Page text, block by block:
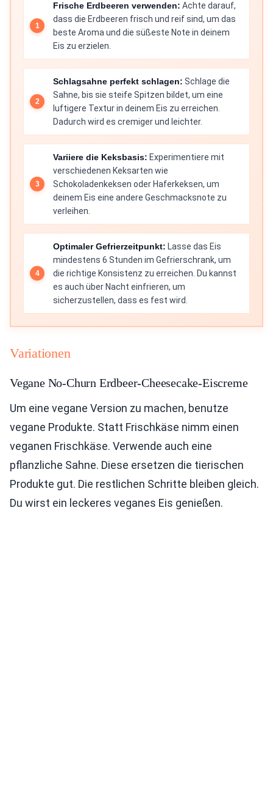
Frische Erdbeeren verwenden: Achte darauf,
dass die Erdbeeren frisch und reif sind, um das
beste Aroma und die süßeste Note in deinem
Eis zu erzielen.
Schlagsahne perfekt schlagen: Schlage die
Sahne, bis sie steife Spitzen bildet, um eine
luftigere Textur in deinem Eis zu erreichen.
Dadurch wird es cremiger und leichter.
Variiere die Keksbasis: Experimentiere mit
verschiedenen Keksarten wie
Schokoladenkeksen oder Haferkeksen, um
deinem Eis eine andere Geschmacksnote zu
verleihen.
Optimaler Gefrierzeitpunkt: Lasse das Eis
mindestens 6 Stunden im Gefrierschrank, um
die richtige Konsistenz zu erreichen. Du kannst
es auch über Nacht einfrieren, um
sicherzustellen, dass es fest wird.
Variationen
Vegane No-Churn Erdbeer-Cheesecake-Eiscreme
Um eine vegane Version zu machen, benutze
vegane Produkte. Statt Frischkäse nimm einen
veganen Frischkäse. Verwende auch eine
pflanzliche Sahne. Diese ersetzen die tierischen
Produkte gut. Die restlichen Schritte bleiben gleich.
Du wirst ein leckeres veganes Eis genießen.